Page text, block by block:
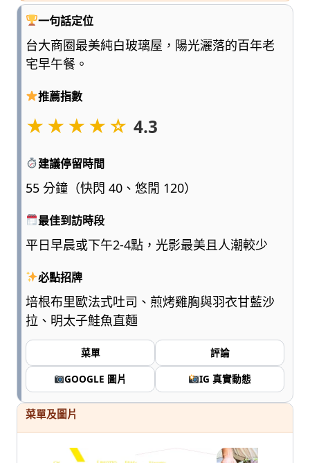
的
鑑，
一
起
輕
鬆
愛
七
一句話定位
台大商圈最美純白玻璃屋，陽光灑落的百年老
宅早午餐。
推薦指數
★★★★☆ 4.3
建議停留時間
55 分鐘（快閃 40、悠閒 120）
最佳到訪時段
平日早晨或下午2-4點，光影最美且人潮較少
必點招牌
培根布里歐法式吐司、煎烤雞胸與羽衣甘藍沙
拉、明太子鮭魚直麵
菜單
評論
GOOGLE 圖片
IG 真實動態
菜單及圖片